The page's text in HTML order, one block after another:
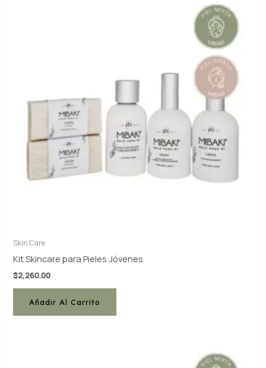
Skin Care
Kit Skincare para Pieles Jóvenes
$2,260.00
Añadir Al Carrito